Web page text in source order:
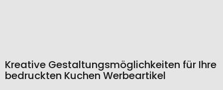
Kreative Gestaltungsmöglichkeiten für Ihre
bedruckten Kuchen Werbeartikel